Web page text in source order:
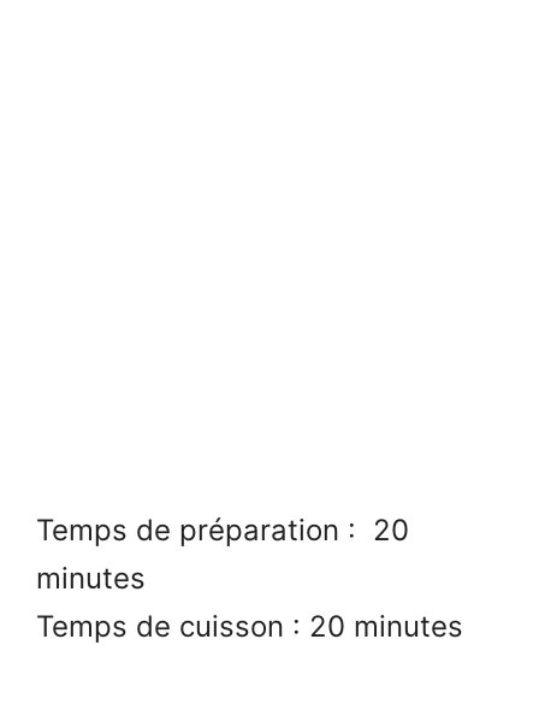
Temps de préparation : 20
minutes
Temps de cuisson : 20 minutes